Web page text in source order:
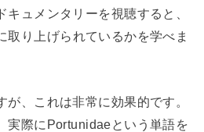
キュメンタリーを視聴すると、
取り上げられているかを学べま
が、これは非常に効果的です。
実際にPortunidaeという単語を